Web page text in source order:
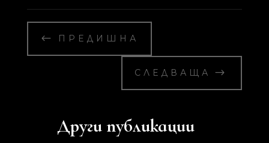
# ПРЕДИШНА
СЛЕДВАЩА $
Други публикации